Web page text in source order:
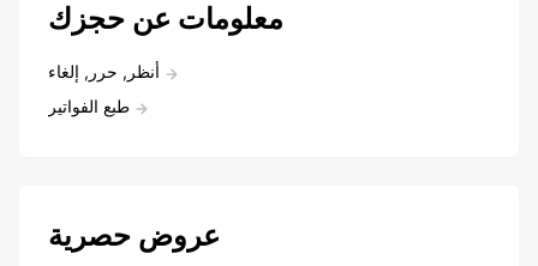
معلومات عن حجزك
أنظر, حرر, إلغاء
طبع الفواتير
عروض حصرية